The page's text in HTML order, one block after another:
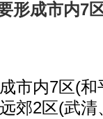
形成市内7
内7区(和
郊2区(武